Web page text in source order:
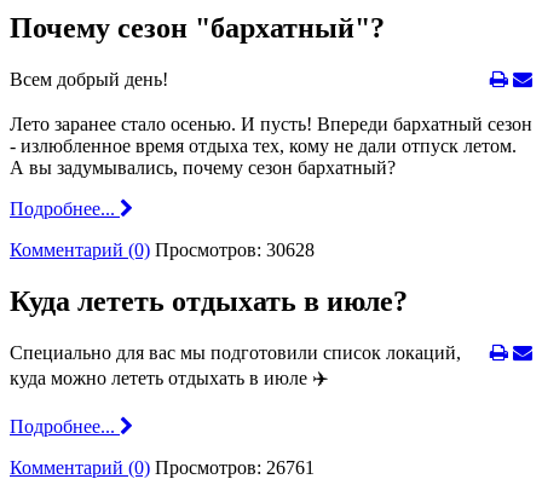
Почему сезон "бархатный"?
Всем добрый день!
Лето заранее стало осенью. И пусть! Впереди бархатный сезон
- излюбленное время отдыха тех, кому не дали отпуск летом.
А вы задумывались, почему сезон бархатный?
Подробнее...
Комментарий (0) Просмотров: 30628
Куда лететь отдыхать в июле?
Специально для вас мы подготовили список локаций,
куда можно лететь отдыхать в июле ✈️
Подробнее...
Комментарий (0) Просмотров: 26761